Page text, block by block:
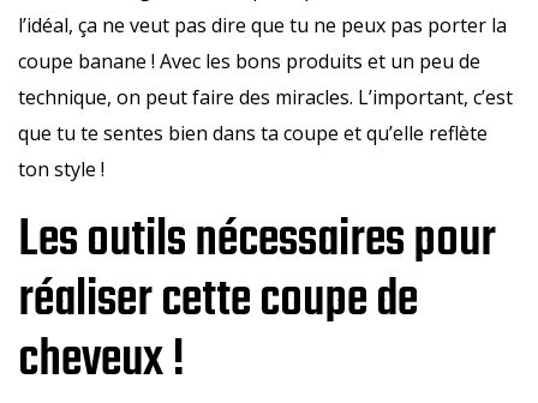
l’idéal, ça ne veut pas dire que tu ne peux pas porter la
coupe banane ! Avec les bons produits et un peu de
technique, on peut faire des miracles. L’important, c’est
que tu te sentes bien dans ta coupe et qu’elle reflète
ton style !
Les outils nécessaires pour
réaliser cette coupe de
cheveux !